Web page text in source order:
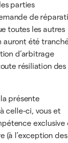
parties
de
toutes les autres
auront été
d’arbitrage
résiliation des
présente
celle-ci, vous et
exclusive
(à l’exception des